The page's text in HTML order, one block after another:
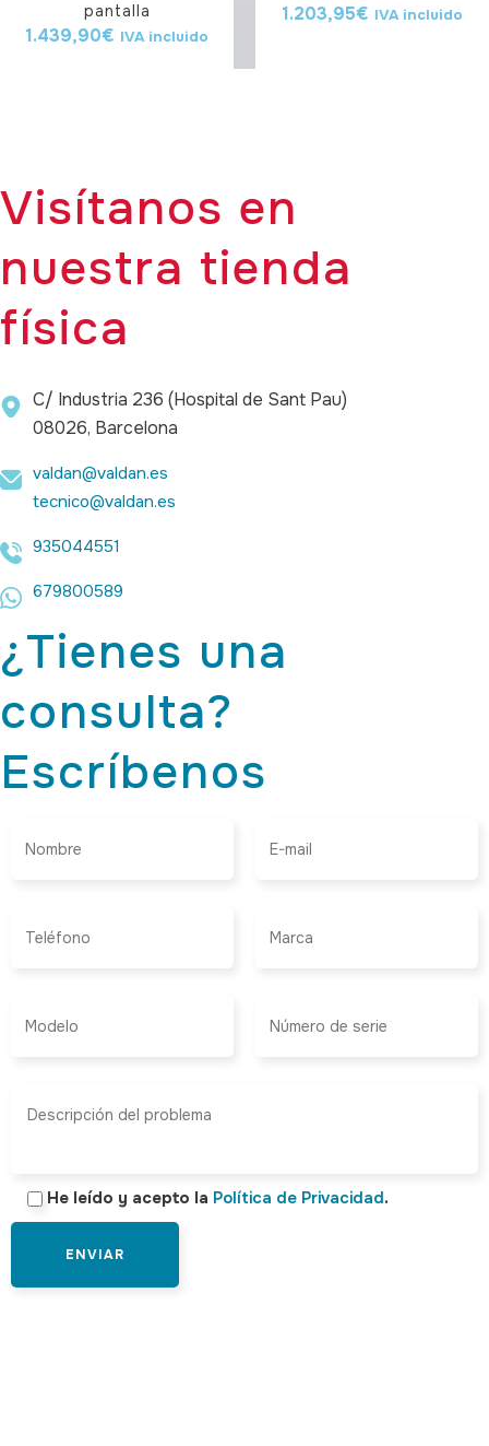
pantalla
1.439,90€ IVA incluido
1.203,95€ IVA incluido
Visítanos en
nuestra tienda
física
C/ Industria 236 (Hospital de Sant Pau)
08026, Barcelona
valdan@valdan.es
tecnico@valdan.es
935044551
679800589
¿Tienes una
consulta?
Escríbenos
He leído y acepto la Política de Privacidad.